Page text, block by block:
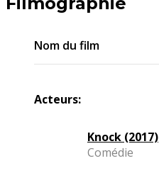
Nom du film
Acteurs:
Knock (2017)
Comédie